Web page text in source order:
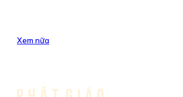
Xem nữa